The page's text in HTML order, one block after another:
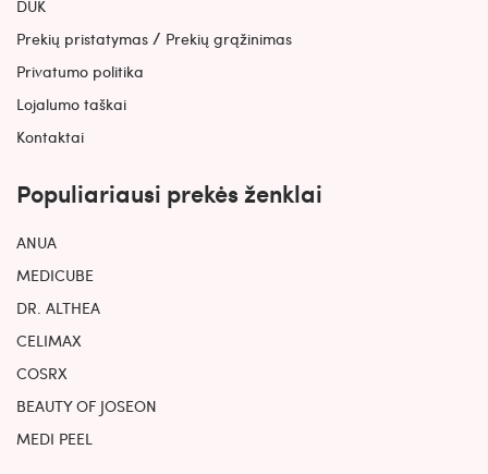
DUK
Prekių pristatymas / Prekių grąžinimas
Privatumo politika
Lojalumo taškai
Kontaktai
Populiariausi prekės ženklai
ANUA
MEDICUBE
DR. ALTHEA
CELIMAX
COSRX
BEAUTY OF JOSEON
MEDI PEEL